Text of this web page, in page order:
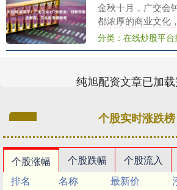
金秋十月，广交会
都浓厚的商业文化
在“出海”的浪潮之
出去”，备受瞩目
分类：在线炒股平台
纯旭配资文章已加
个股实时涨跌榜
个股涨幅 个股跌幅 个股流入
排名
名称 最新价